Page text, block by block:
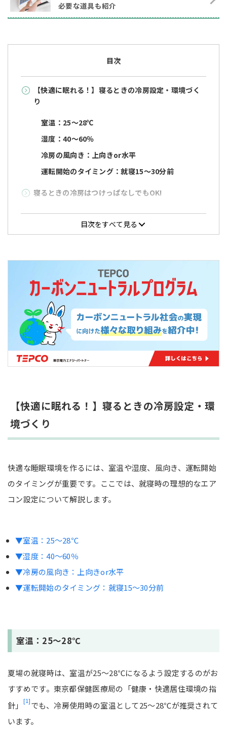
必要な道具も紹介
目次
【快適に眠れる！】寝るときの冷房設定・環境づく
り
室温：25～28℃
湿度：40～60％
冷房の風向き：上向きor水平
運転開始のタイミング：就寝15～30分前
寝るときの冷房はつけっぱなしでもOK!
睡眠中にオフにしたい場合の工夫
寝るときに冷房をつける際のポイント
扇風機・サーキュレーターを活用する
寝るときの冷房に関するよくある質問（Q&A）
適切な設定温度でも暑く感じるときはどうすれば
良い？
同居人と「暑い・寒い」の感覚が合わないとき
は？
目次をすべて見る
【快適に眠れる！】寝るときの冷房設定・環
境づくり
快適な睡眠環境を作るには、室温や湿度、風向き、運転開始
のタイミングが重要です。ここでは、就寝時の理想的なエア
コン設定について解説します。
▼室温：25～28℃
▼湿度：40～60％
▼冷房の風向き：上向きor水平
▼運転開始のタイミング：就寝15～30分前
室温：25～28℃
夏場の就寝時は、室温が25～28℃になるよう設定するのがお
すすめです。東京都保健医療局の「健康・快適居住環境の指
針」
[1]でも、冷房使用時の室温として25～28℃が推奨されて
います。